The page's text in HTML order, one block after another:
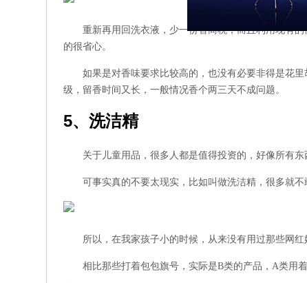
重新再用回洗衣液，少一份智商税，而且利用现有
的很省心。
如果是对香味要求比较高的，也没有必要非得是花
级，留香时间又长，一般情况香个两三天不成问题。
5、洗洁精
关于儿童用品，很多人都是值得投资的，好像所有东
可事实真的不要太现实，比如叫做洗洁精，很多就
所以，在我家孩子小的时候，从来没有用过那些网
相比那些打着包包旗号，实际是B类的产品，A类用着